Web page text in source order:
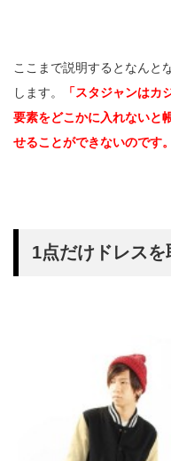
ここまで説明するとなんと
します。
「スタジャンは
要素をどこかに入れないと
せることができないのです。
1点だけドレスを